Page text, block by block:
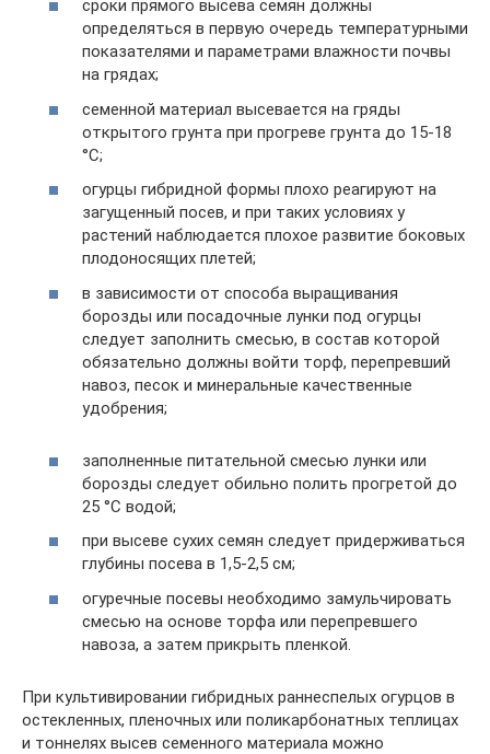
сроки прямого высева семян должны
определяться в первую очередь температурными
показателями и параметрами влажности почвы
на грядах;
семенной материал высевается на гряды
открытого грунта при прогреве грунта до 15-18
°С;
огурцы гибридной формы плохо реагируют на
загущенный посев, и при таких условиях у
растений наблюдается плохое развитие боковых
плодоносящих плетей;
в зависимости от способа выращивания
борозды или посадочные лунки под огурцы
следует заполнить смесью, в состав которой
обязательно должны войти торф, перепревший
навоз, песок и минеральные качественные
удобрения;
заполненные питательной смесью лунки или
борозды следует обильно полить прогретой до
25 °С водой;
при высеве сухих семян следует придерживаться
глубины посева в 1,5-2,5 см;
огуречные посевы необходимо замульчировать
смесью на основе торфа или перепревшего
навоза, а затем прикрыть пленкой.
При культивировании гибридных раннеспелых огурцов в
остекленных, пленочных или поликарбонатных теплицах
и тоннелях высев семенного материала можно